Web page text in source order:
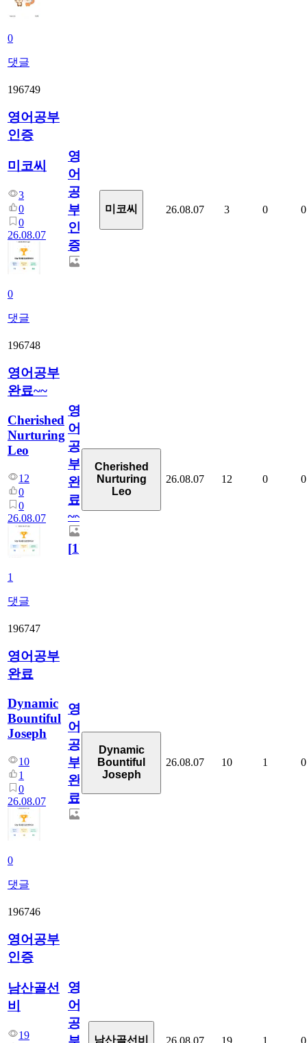
0
댓글
196749
영어공부
인증
미코씨
3
0
0
26.08.07
0
댓글
영
어
공
부
인
증
미코씨 26.08.07 3 0 0
196748
영어공부
완료~~
Cherished
Nurturing
Leo
12
0
0
26.08.07
1
댓글
영
어
공
부
완
료
~~
[1]
Cherished
Nurturing
Leo
26.08.07 12 0 0
196747
영어공부
완료
Dynamic
Bountiful
Joseph
10
1
0
26.08.07
0
댓글
영
어
공
부
완
료
Dynamic
Bountiful
Joseph
26.08.07 10 1 0
196746
영어공부
인증
남산골선
비
19
영
어
공
남산골선비 26.08.07 19 1 0